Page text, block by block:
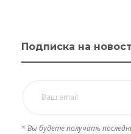
Подписка на
* Вы будете получать